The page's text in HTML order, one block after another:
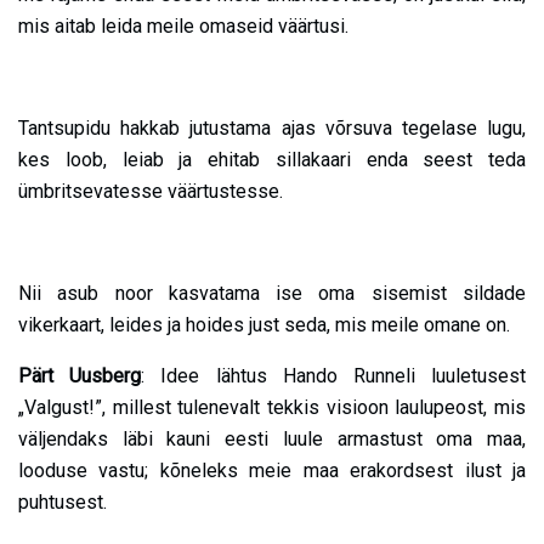
mis aitab leida meile omaseid väärtusi.
Tantsupidu hakkab jutustama ajas võrsuva tegelase lugu,
kes loob, leiab ja ehitab sillakaari enda seest teda
ümbritsevatesse väärtustesse.
Nii asub noor kasvatama ise oma sisemist sildade
vikerkaart, leides ja hoides just seda, mis meile omane on.
Pärt Uusberg: Idee lähtus Hando Runneli luuletusest
„Valgust!”, millest tulenevalt tekkis visioon laulupeost, mis
väljendaks läbi kauni eesti luule armastust oma maa,
looduse vastu; kõneleks meie maa erakordsest ilust ja
puhtusest.